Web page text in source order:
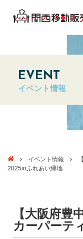
EVENT
イベント情報
イベント情報
【
2025inふれあい緑地
【大阪府豊
カーパーテ